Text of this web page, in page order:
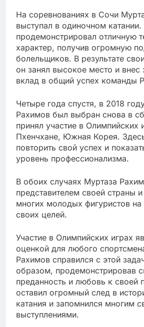
На соревнованиях в Сочи
выступал в одиночном
продемонстрировал отличную
характер, получив огромную
болельщиков. В результате
он занял высокое место и внес
вклад в общий успех команды
Четыре года спустя, в 2018
Рахимов был выбран снова в
принял участие в Олимпийских
Пхенчхане, Южная Корея.
повторить свой успех и
уровень профессионализма.
В обоих случаях Муртаза
представителем своей страны
многих молодых фигуристов
своих целей.
Участие в Олимпийских играх
оценкой для любого
Рахимов справился с этой
образом, продемонстрировав
преданность и любовь к своей
оставил огромный след в
катания и запомнился многим
выступлениями.